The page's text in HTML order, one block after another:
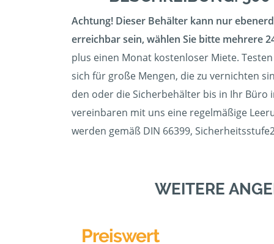
Achtung! Dieser Behälter kann nur
erreichbar sein, wählen Sie bitte mehrere
plus einen Monat kostenloser Miete.
sich für große Mengen, die zu vernichten
den oder die Sicherbehälter bis in Ihr Büro
vereinbaren mit uns eine regelmäßige
werden gemäß DIN 66399,
WEITERE
Preiswert